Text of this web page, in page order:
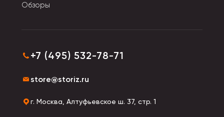
Обзоры
+7 (495) 532-78-71
store@storiz.ru
г. Москва, Алтуфьевское ш. 37, стр. 1